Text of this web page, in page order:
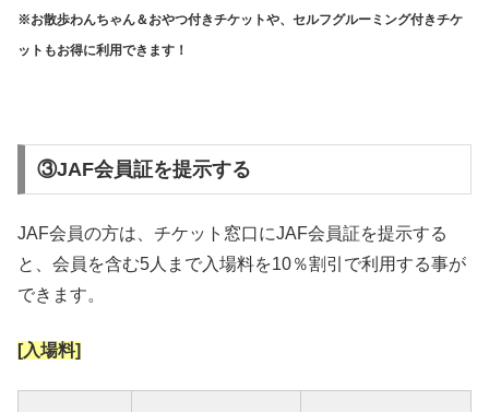
※お散歩わんちゃん＆おやつ付きチケットや、セルフグルーミング付きチケ
ットもお得に利用できます！
③JAF会員証を提示する
JAF会員の方は、チケット窓口にJAF会員証を提示する
と、会員を含む5人まで入場料を10％割引で利用する事が
できます。
[入場料]